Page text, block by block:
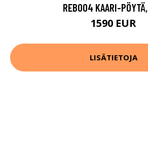
REB004 KAARI-
1590 EUR
LISÄTIETOJA